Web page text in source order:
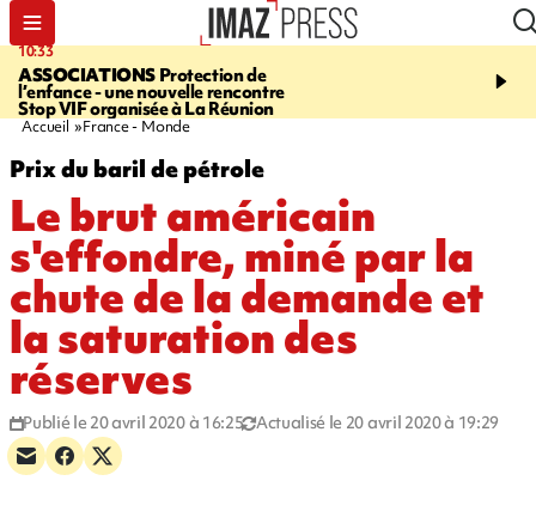
10:33
ASSOCIATIONSProtection de
l’enfance - une nouvelle rencontre
Stop VIF organisée à La Réunion
15:03
Vaste feu
l'ouest du pays, 20.000
Accueil France - Monde
Prix du baril de pétrole
Le brut américain
s'effondre, miné par la
chute de la demande et
la saturation des
réserves
Publié le 20 avril 2020 à 16:25 Actualisé le 20 avril 2020 à 19:29